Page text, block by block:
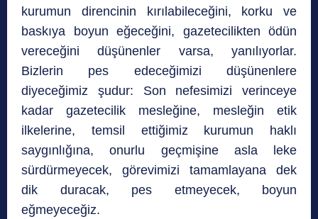
kurumun direncinin kırılabileceğini, korku ve
baskıya boyun eğeceğini, gazetecilikten ödün
vereceğini düşünenler varsa, yanılıyorlar.
Bizlerin pes edeceğimizi düşünenlere
diyeceğimiz şudur: Son nefesimizi verinceye
kadar gazetecilik mesleğine, mesleğin etik
ilkelerine, temsil ettiğimiz kurumun haklı
saygınlığına, onurlu geçmişine asla leke
sürdürmeyecek, görevimizi tamamlayana dek
dik duracak, pes etmeyecek, boyun
eğmeyeceğiz.